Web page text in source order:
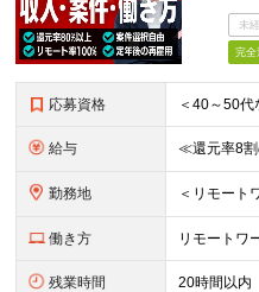
未
完全
応募資格
給与
勤務地
働き方 リモートワ
残業時間 20時間以内